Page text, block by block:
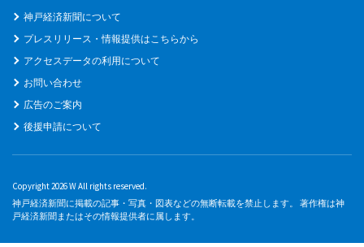
神戸経済新聞について
プレスリリース・情報提供はこちらから
アクセスデータの利用について
お問い合わせ
広告のご案内
後援申請について
Copyright 2026 W All rights reserved.
神戸経済新聞に掲載の記事・写真・図表などの無断転載を禁止します。 著作権は神
戸経済新聞またはその情報提供者に属します。